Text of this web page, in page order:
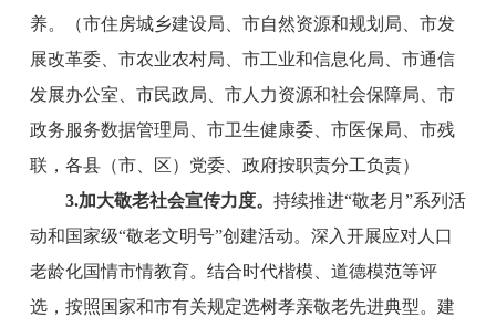
养。
（市住房城乡建设局 市自然资源和规划 局 市发
展改革委、 市农业农村局 市工业和信息化局
市通信
发展办公室、 市民政局 市人力资源和社会保障局
市
政务服务数据管理局、 市卫生健康委、 市医保局、 市残
联，各县（市、区）党委、政府按职责分工负责）
3.加大敬老社会宣传力度。 持续推进“敬老月”系列活
动和国家级“敬老文明号”创建活动。深入开展应对人口
老龄化国情市情教育。结合时代楷模、道德模范等评
选，按照国家和市有关规定选树孝亲敬老先进典型。建